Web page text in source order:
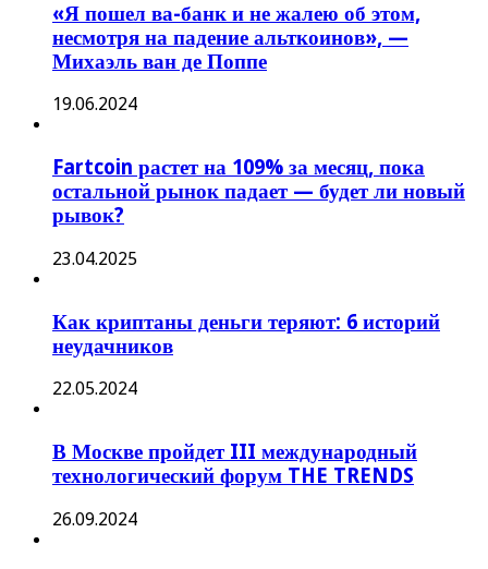
«Я пошел ва-банк и не жалею об этом,
несмотря на падение альткоинов», —
Михаэль ван де Поппе
19.06.2024
Fartcoin растет на 109% за месяц, пока
остальной рынок падает — будет ли новый
рывок?
23.04.2025
Как криптаны деньги теряют: 6 историй
неудачников
22.05.2024
В Москве пройдет III международный
технологический форум THE TRENDS
26.09.2024